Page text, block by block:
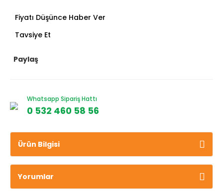
Fiyatı Düşünce Haber Ver
Tavsiye Et
Paylaş
Whatsapp Sipariş Hattı
0 532 460 58 56
Ürün Bilgisi
Yorumlar